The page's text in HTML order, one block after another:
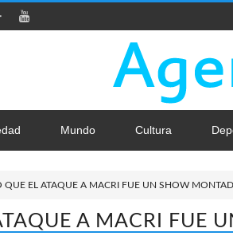
Mundo Cultura
QUE EL ATAQUE A MACRI FUE UN SHOW
A MACRI FUE